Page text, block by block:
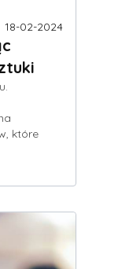
18-02-2024
które